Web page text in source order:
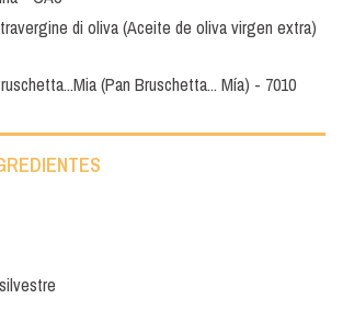
di oliva (Aceite de oliva virgen extra)
(Pan Bruschetta... Mía) - 7010